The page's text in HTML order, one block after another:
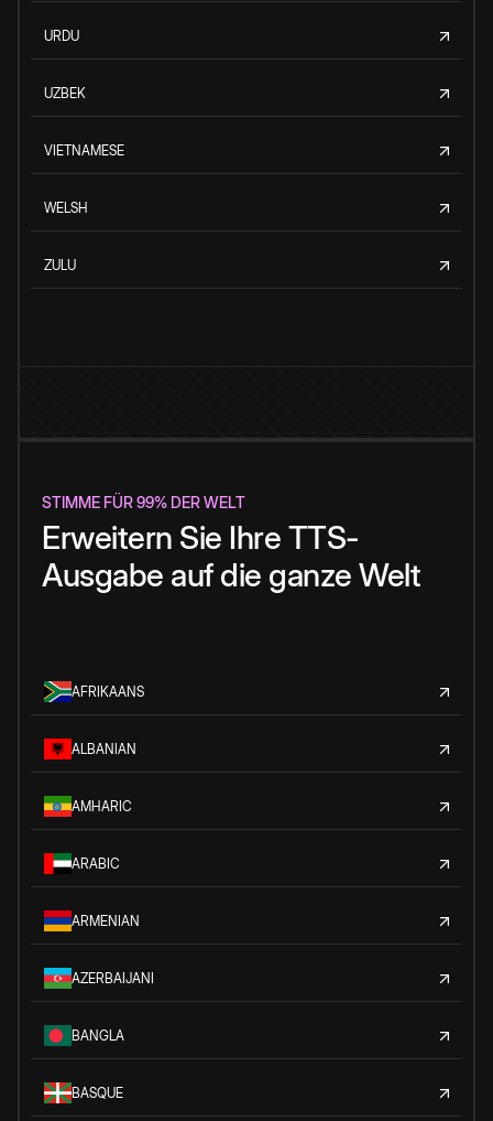
URDU
UZBEK
VIETNAMESE
WELSH
ZULU
STIMME FÜR 99% DER WELT
Erweitern Sie Ihre TTS-
Ausgabe auf die ganze Welt
AFRIKAANS
ALBANIAN
AMHARIC
ARABIC
ARMENIAN
AZERBAIJANI
BANGLA
BASQUE